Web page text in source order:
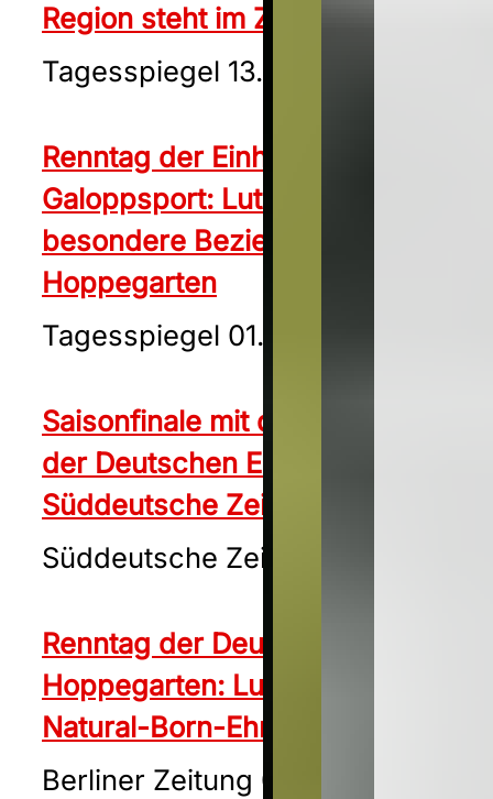
Region steht im Zentrum
Tagesspiegel 13.09.2024
Renntag der Einheit im
Galoppsport: Lutz Mäder hat eine
besondere Beziehung zu
Hoppegarten
Tagesspiegel 01.10.2024
Saisonfinale mit dem 34. Preis
der Deutschen Einheit
Süddeutsche Zeitung 01.10.2024
Süddeutsche Zeitung 01.10.2024
Renntag der Deutschen Einheit in
Hoppegarten: Lutz Mäder ist der
Natural-Born-Ehrengast
Berliner Zeitung 02.10.2024